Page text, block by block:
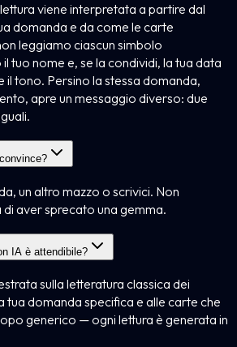
viene interpretata a partire dal
domanda e da come le carte
leggiamo ciascun simbolo
tuo nome e, se la condividi, la tua data
il tono. Persino la stessa domanda,
apre un messaggio diverso: due
un altro mazzo o scrivici. Non
aver sprecato una gemma.
IA è attendibile?
sulla letteratura classica dei
tua domanda specifica e alle carte che
generico — ogni lettura è generata in